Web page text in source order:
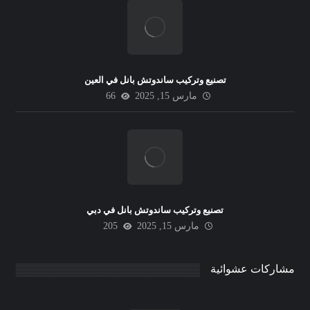
تصنيع وتركيب ساندوتش بانل في العين
مارس 15, 2025
66
تصنيع وتركيب ساندوتش بانل في دبي
مارس 15, 2025
205
مشاركات عشوائية